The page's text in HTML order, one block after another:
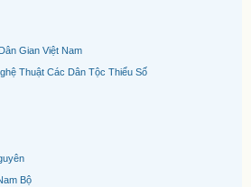
Gian Việt Nam
Thuật Các Dân Tộc Thiểu Số
Bộ